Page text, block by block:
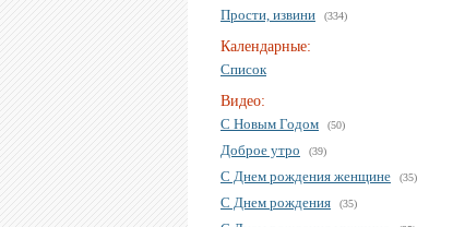
Прости, извини (334)
Календарные:
Список
Видео:
С Новым Годом
(50)
Доброе утро (39)
С Днем рождения женщине (35)
С Днем рождения (35)